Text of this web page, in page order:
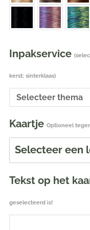
Inpakservice
kerst; sinterklaas)
Kaartje Optioneel
Selecteer een
Tekst op het
geselecteerd is!